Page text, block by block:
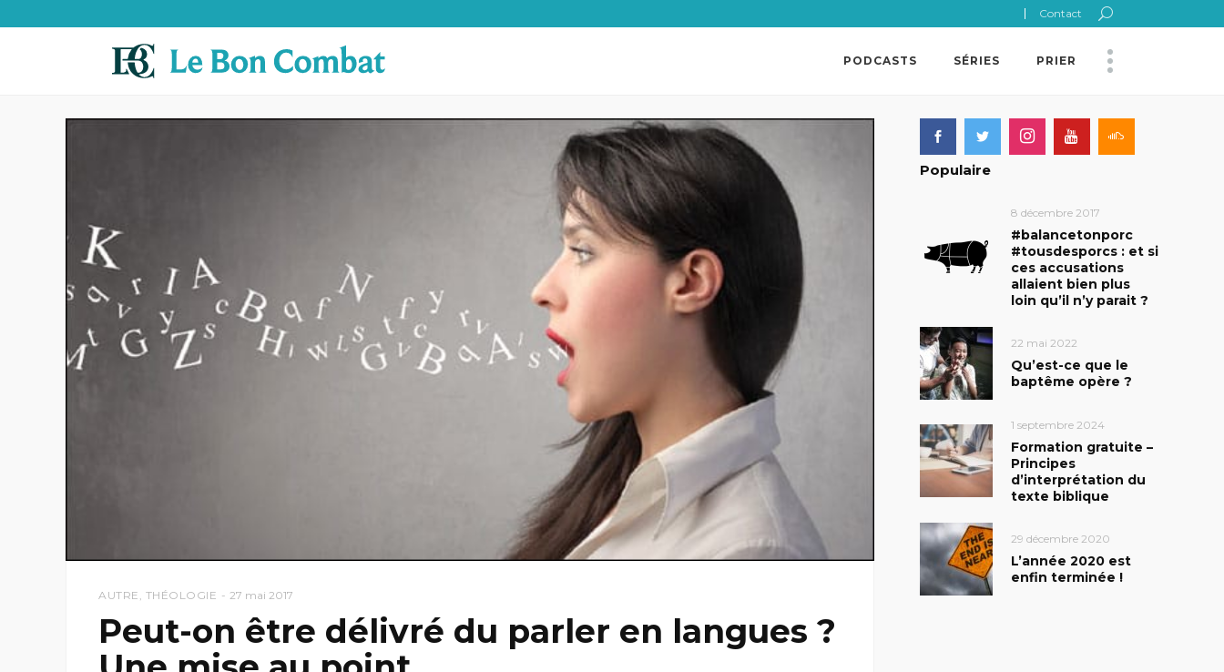
Contact
PODCASTS SÉRIES PRIER
AUTRE THÉOLOGIE 27 mai 2017
Peut-on être délivré du parler en langues ?
Populaire
8 décembre 2017
#balancetonporc
#tousdesporcs : et si
ces accusations
allaient bien plus
loin qu’il n’y parait ?
22 mai 2022
Qu’est-ce que le
baptême opère ?
1 septembre 2024
Formation gratuite –
Principes
d’interprétation du
texte biblique
29 décembre 2020
L’année 2020 est
enfin terminée !